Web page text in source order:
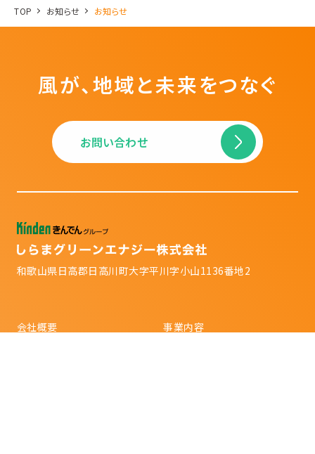
TOP お知らせ お知らせ
風が、地域と未来をつなぐ
お問い合わせ
和歌山県日高郡日高川町大字平川字小山1136番地2
会社概要
事業内容